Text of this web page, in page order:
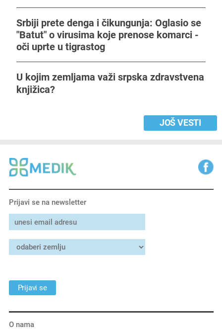
Srbiji prete denga i čikungunja: Oglasio se
"Batut" o virusima koje prenose komarci -
oči uprte u tigrastog
U kojim zemljama važi srpska zdravstvena
knjižica?
JOŠ VESTI
O nama
Prijavi se na newsletter
Prijavi se